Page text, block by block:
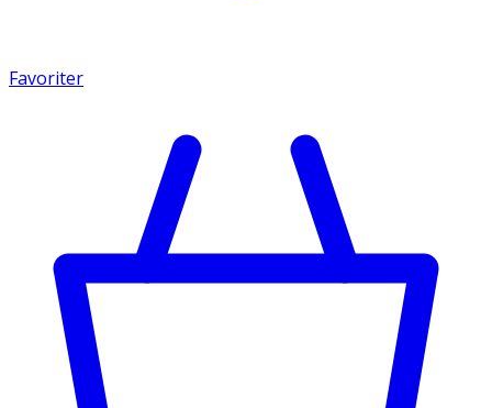
Favoriter